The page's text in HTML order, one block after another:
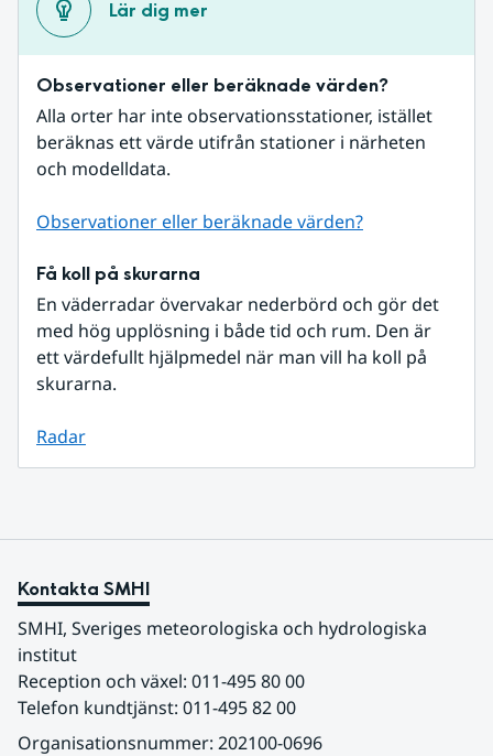
Lär dig mer
Observationer eller beräknade värden?
Alla orter har inte observationsstationer, istället
beräknas ett värde utifrån stationer i närheten
och modelldata.
Observationer eller beräknade värden?
Få koll på skurarna
En väderradar övervakar nederbörd och gör det
med hög upplösning i både tid och rum. Den är
ett värdefullt hjälpmedel när man vill ha koll på
skurarna.
Radar
Kontakta SMHI
SMHI, Sveriges meteorologiska och hydrologiska
institut
Reception och växel: 011-495 80 00
Telefon kundtjänst: 011-495 82 00
Organisationsnummer: 202100-0696